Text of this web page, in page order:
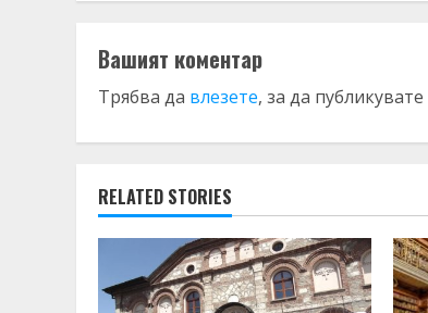
Вашият коментар
Трябва да влезете, за да
RELATED STORIES